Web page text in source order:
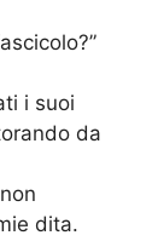
i suoi
da
dita.